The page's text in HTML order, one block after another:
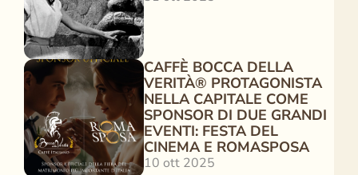
CAFFÈ BOCCA DELLA
VERITÀ® PROTAGONISTA
NELLA CAPITALE COME
SPONSOR DI DUE GRANDI
EVENTI: FESTA DEL
CINEMA E ROMASPOSA
10 ott 2025